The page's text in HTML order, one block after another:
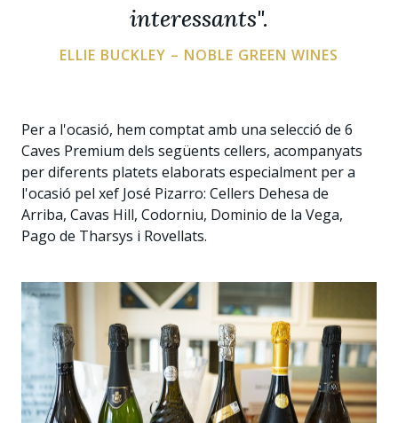
interessants".
ELLIE BUCKLEY – NOBLE GREEN WINES
Per a l'ocasió, hem comptat amb una selecció de 6
Caves Premium dels següents cellers, acompanyats
per diferents platets elaborats especialment per a
l'ocasió pel xef José Pizarro: Cellers Dehesa de
Arriba, Cavas Hill, Codorniu, Dominio de la Vega,
Pago de Tharsys i Rovellats.